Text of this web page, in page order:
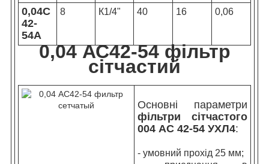
0,04С
42-
54А
8 К1/4" 40 16 0,06
0,04 АС42-54 фільтр
сітчастий
Основні параметри
фільтри сітчастого
004 АС 42-54 УХЛ4:
- умовний прохід 25 мм;